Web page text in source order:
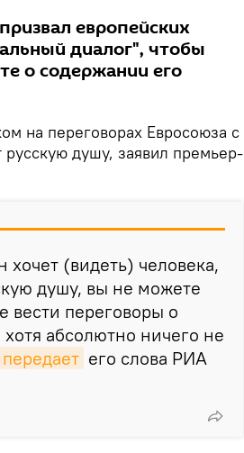
европейских
диалог", чтобы
о содержании его
на переговорах Евросоюза с
душу, заявил премьер-
(видеть) человека,
душу, вы не можете
вести переговоры о
абсолютно ничего не
передает его слова РИА